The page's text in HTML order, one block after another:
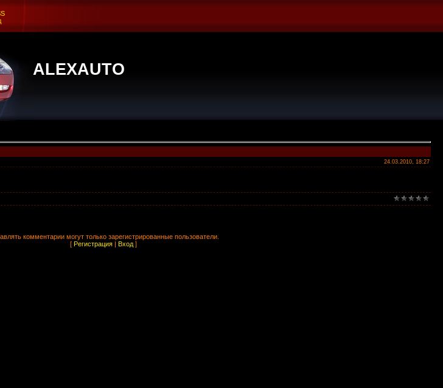
ALEXAUTO
24.03.2010, 18:27
комментарии могут только зарегистрированные пользователи.
[ Регистрация | Вход ]